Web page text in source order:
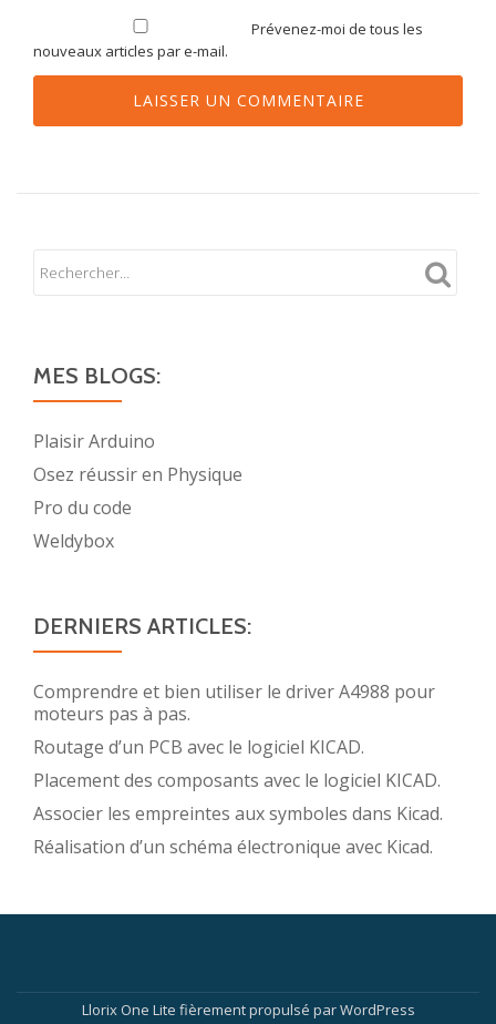
Prévenez-moi de tous les
nouveaux articles par e-mail.
MES BLOGS:
Plaisir Arduino
Osez réussir en Physique
Pro du code
Weldybox
DERNIERS ARTICLES:
Comprendre et bien utiliser le driver A4988 pour
moteurs pas à pas.
Routage d’un PCB avec le logiciel KICAD.
Placement des composants avec le logiciel KICAD.
Associer les empreintes aux symboles dans Kicad.
Réalisation d’un schéma électronique avec Kicad.
Menu
Llorix One Lite fièrement propulsé parWordPress